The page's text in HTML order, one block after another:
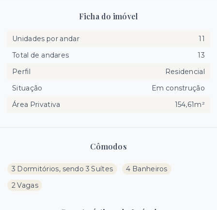
Cômodos
3 Dormitórios, sendo 3 Suítes
4 Banheiros
2 Vagas
Ficha do imóvel
Unidades por andar
11
Total de andares
13
Perfil
Residencial
Situação
Em construção
Área Privativa
154,61m²